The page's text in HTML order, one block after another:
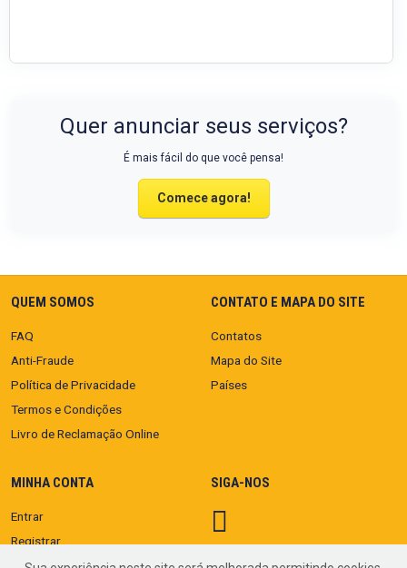
Quer anunciar seus serviços?
É mais fácil do que você pensa!
Comece agora!
QUEM SOMOS
FAQ
Anti-Fraude
Política de Privacidade
Termos e Condições
Livro de Reclamação Online
CONTATO E MAPA DO SITE
Contatos
Mapa do Site
Países
MINHA CONTA
Entrar
Registrar
SIGA-NOS